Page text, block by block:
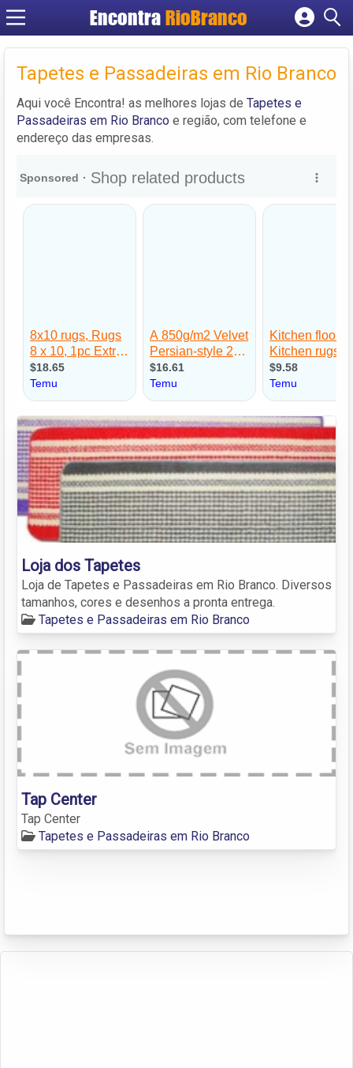
Encontra RioBranco
Cadastrar empresa
Criar conta
Tapetes e Passadeiras em Rio Branco
Aqui você Encontra! as melhores lojas de Tapetes e
Passadeiras em Rio Branco e região, com telefone e
endereço das empresas.
Loja dos Tapetes
Loja de Tapetes e Passadeiras em Rio Branco. Diversos
tamanhos, cores e desenhos a pronta entrega.
Tapetes e Passadeiras em Rio Branco
Tap Center
Tap Center
Tapetes e Passadeiras em Rio Branco